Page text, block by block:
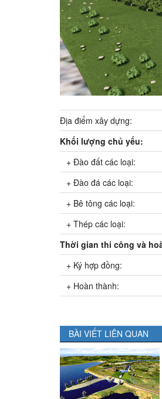
Địa điểm xây dựng:
Khối lượng chủ yếu:
+ Đào đất các loại:
+ Đào đá các loại:
+ Bê tông các loại:
+ Thép các loại:
Thời gian thi công và
+ Ký hợp đồng:
+ Hoàn thành:
BÀI VIẾT LIÊN QUAN